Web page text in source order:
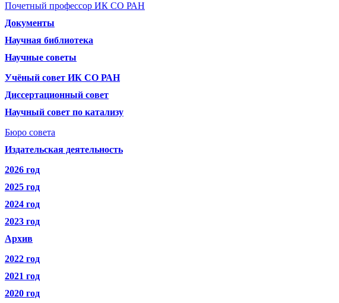
Почетный профессор ИК СО РАН
Документы
Научная библиотека
Научные советы
Учёный совет ИК СО РАН
Диссертационный совет
Научный совет по катализу
Бюро совета
Издательская деятельность
2026 год
2025 год
2024 год
2023 год
Архив
2022 год
2021 год
2020 год